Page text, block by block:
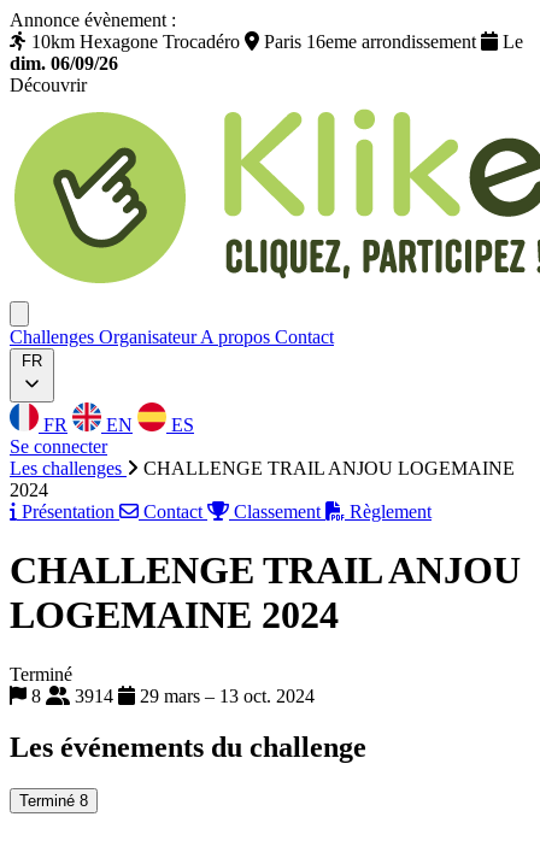
Annonce évènement :
10km Hexagone Trocadéro
Paris 16eme arrondissement
Le
dim. 06/09/26
Découvrir
Challenges OrganisateurA propos Contact
FR
FR EN
ES
Se connecter
Les challenges
CHALLENGE TRAIL ANJOU LOGEMAINE
2024
Présentation
Contact Classement Règlement
CHALLENGE TRAIL ANJOU
LOGEMAINE 2024
Terminé
8
3914 29 mars – 13 oct. 2024
Les événements du challenge
Terminé 8